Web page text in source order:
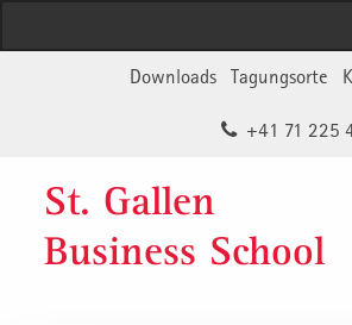
Tagungsorte
Downloads
+41 71 225
St. Gallen
Business School